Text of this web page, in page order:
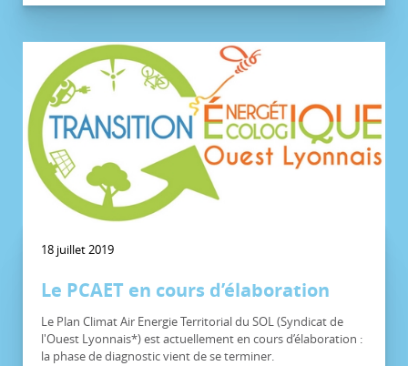
18 juillet 2019
Le PCAET en cours d’élaboration
Le Plan Climat Air Energie Territorial du SOL (Syndicat de
l'Ouest Lyonnais*) est actuellement en cours d’élaboration :
la phase de diagnostic vient de se terminer.